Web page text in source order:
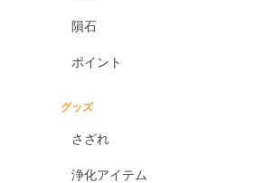
隕石
ポイント
グッズ
さざれ
浄化アイテム